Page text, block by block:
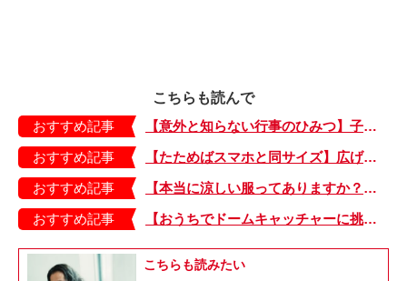
こちらも読んで
おすすめ記事
【意外と知らない行事のひみつ】子どもにはどう伝える？「お盆」って何だろう？
おすすめ記事
【たためばスマホと同サイズ】広げるとビビッドでジューシーな柄が目を引くコンパクトな「扇子」
おすすめ記事
【本当に涼しい服ってありますか？】夏素材の代表「リネン」で夏らしいおしゃれを♪「ワンピース」「パンツ」「スカート」「シャツ」の気になるアイテムはコレ！
おすすめ記事
【おうちでドームキャッチャーに挑戦だ】アンパンマン わくわくドームキャッチャー
こちらも読みたい